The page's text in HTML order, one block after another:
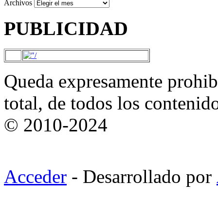
Archivos
PUBLICIDAD
Queda expresamente
total, de todos los
© 2010-2024
Acceder - Desarrollado por